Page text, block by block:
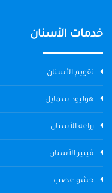
خدمات الأسنان
تقويم الأسنان
هوليود سمايل
زراعة الأسنان
ڤينير الأسنان
حشو عصب